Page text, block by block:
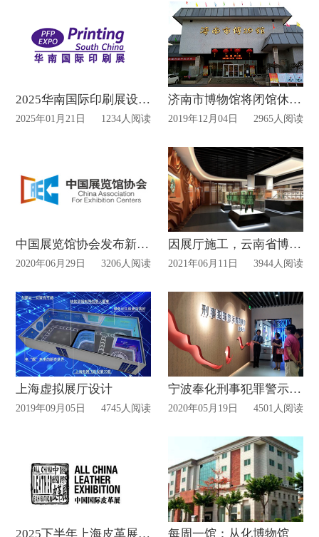
2025华南国际印刷展设计布置时间
2025年01月21日 1234人阅读
济南市博物馆将闭馆休整7天，展厅基础设施提升!
2019年12月04日 2965人阅读
中国展览馆协会发布新冠肺炎疫情影响调查报告
2020年06月29日 3206人阅读
因展厅施工，云南省博物馆开放时间有调整
2021年06月11日 3944人阅读
上海虚拟展厅设计
2019年09月05日 4745人阅读
宁波奉化刑事犯罪警示教育基地打造“实体基地+云端展厅”检察普法窗口!
2020年05月19日 4501人阅读
2025下半年上海皮革展览会搭建 每周一馆：从化博物馆